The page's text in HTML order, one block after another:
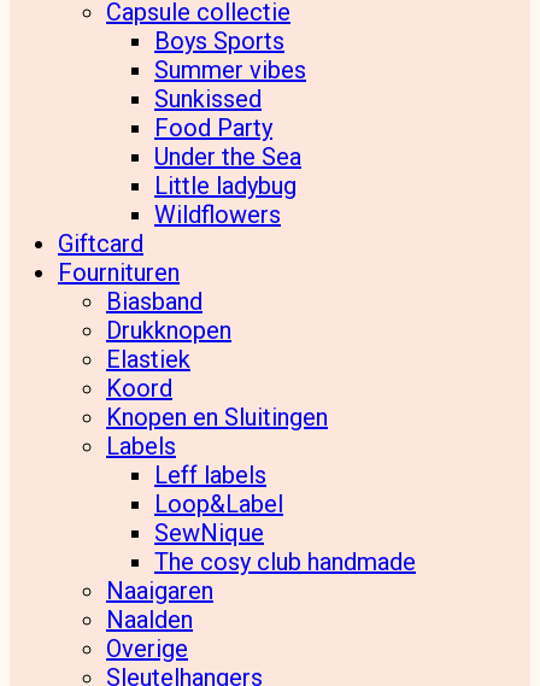
Capsule collectie
Boys Sports
Summer vibes
Sunkissed
Food Party
Under the Sea
Little ladybug
Wildflowers
Giftcard
Fournituren
Biasband
Drukknopen
Elastiek
Koord
Knopen en Sluitingen
Labels
Leff labels
Loop&Label
SewNique
The cosy club handmade
Naaigaren
Naalden
Overige
Sleutelhangers